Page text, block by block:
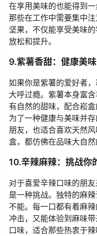
在享用美味的也能得到
那些在工作中需要集中
坚果，不仅能享受美味
放松和提升。
9.紫薯香甜：健康美
如果你是紫薯的爱好者
大呼过瘾。紫薯本身富
有自然的甜味，配合崧
为了一种健康与美味并
朋友，也适合喜欢天然
盒，都仿佛在品味大自然
10.辛辣麻辣：挑战你
对于喜爱辛辣口味的朋
是一种挑战。独特的麻
不能。每一口都有着麻
冲击，又能体验到麻味
口味，适合那些热衷于